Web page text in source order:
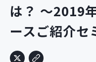
システム構築支援
定型コース
は？ 〜2019
ースご紹介セ